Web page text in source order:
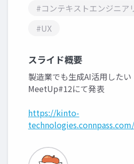
#コンテキストエンジニア
#UX
スライド概要
製造業でも生成AI活用した
MeetUp#12にて発表
https://kinto-